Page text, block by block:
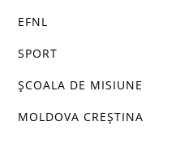
EFNL
SPORT
ȘCOALA DE MISIUNE
MOLDOVA CREȘTINA